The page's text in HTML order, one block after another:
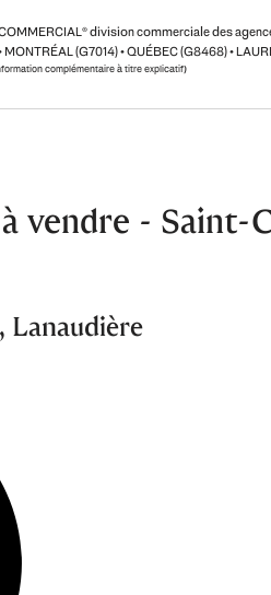
®division commerciale des
MONTRÉAL (G7014) • QUÉBEC (G8468) •
complémentaire à titre explicatif)
vendre - Saint-
Lanaudière